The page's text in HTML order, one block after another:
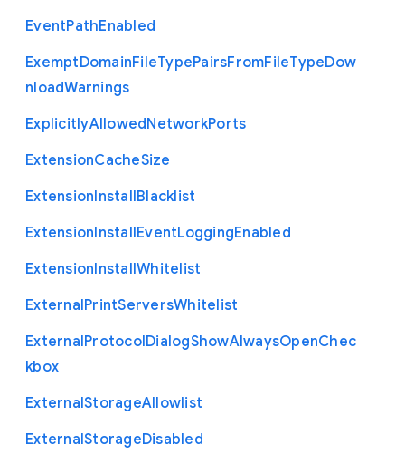
EventPathEnabled
ExemptDomainFileTypePairsFromFileTypeDow
nloadWarnings
ExplicitlyAllowedNetworkPorts
ExtensionCacheSize
ExtensionInstallBlacklist
ExtensionInstallEventLoggingEnabled
ExtensionInstallWhitelist
ExternalPrintServersWhitelist
ExternalProtocolDialogShowAlwaysOpenChec
kbox
ExternalStorageAllowlist
ExternalStorageDisabled